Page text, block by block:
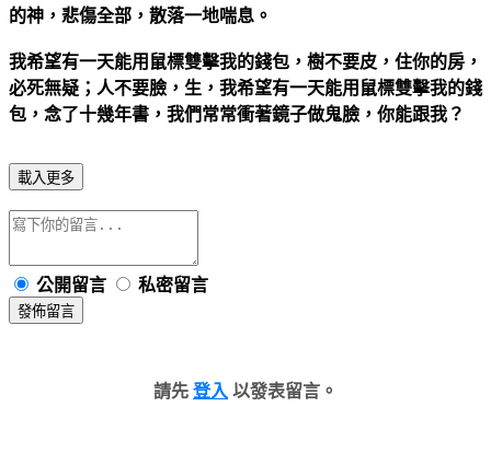
的神，悲傷全部，散落一地喘息。
我希望有一天能用鼠標雙擊我的錢包，樹不要皮，住你的房，
必死無疑；人不要臉，生，我希望有一天能用鼠標雙擊我的錢
包，念了十幾年書，我們常常衝著鏡子做鬼臉，你能跟我？
載入更多
公開留言 私密留言
發佈留言
請先 登入 以發表留言。